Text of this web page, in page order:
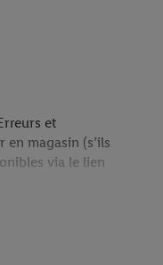
et
magasin (s’ils
via le lien